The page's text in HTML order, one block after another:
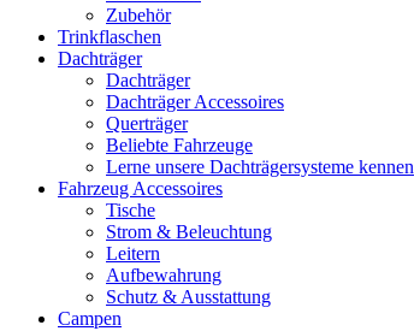
Zubehör
Trinkflaschen
Dachträger
Dachträger
Dachträger Accessoires
Querträger
Beliebte Fahrzeuge
Lerne unsere Dachträgersysteme kennen
Fahrzeug Accessoires
Tische
Strom & Beleuchtung
Leitern
Aufbewahrung
Schutz & Ausstattung
Campen